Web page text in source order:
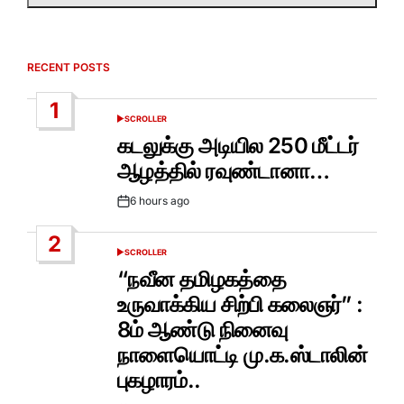
RECENT POSTS
1
POSTED
SCROLLER
கடலுக்கு அடியில 250 மீட்டர்
ஆழத்தில் ரவுண்டானா…
Post6 hours ago
2
POSTED
SCROLLER
“நவீன தமிழகத்தை
உருவாக்கிய சிற்பி கலைஞர்” :
8ம் ஆண்டு நினைவு
நாளையொட்டி மு.க.ஸ்டாலின்
புகழாரம்..